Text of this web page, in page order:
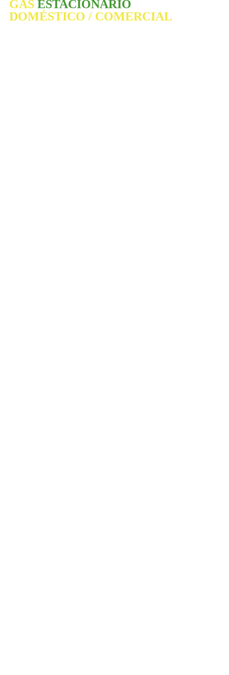
GAS ESTACIONARIO
DOMÉSTICO / COMERCIAL